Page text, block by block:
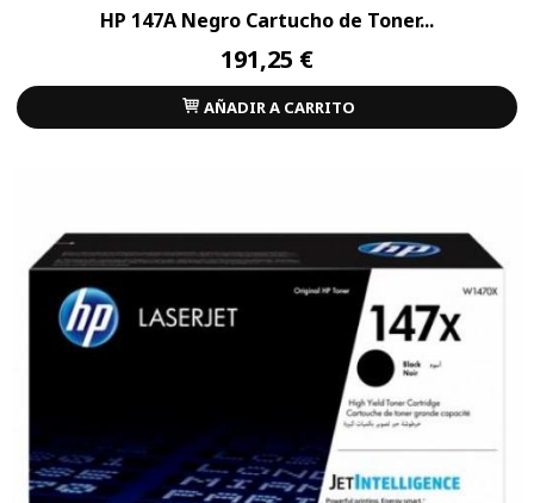
HP 147A Negro Cartucho de Toner...
191,25 €
AÑADIR A CARRITO